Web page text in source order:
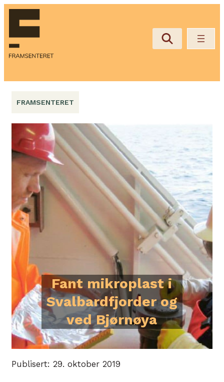
Hopp
innhold
FRAMSENTERET
Fant mikroplast i
Svalbardfjorder og
ved Bjørnøya
Publisert: 29. oktober 2019